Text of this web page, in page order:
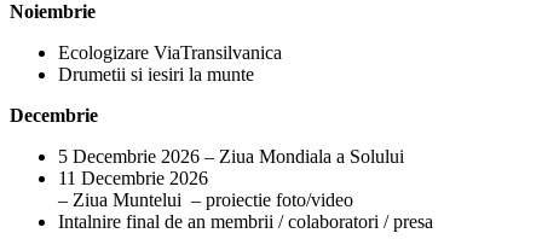
Noiembrie
Ecologizare ViaTransilvanica
Drumetii si iesiri la munte
Decembrie
5 Decembrie 2026 – Ziua Mondiala a Solului
11 Decembrie 2026
– Ziua Muntelui – proiectie foto/video
Intalnire final de an membrii / colaboratori / presa